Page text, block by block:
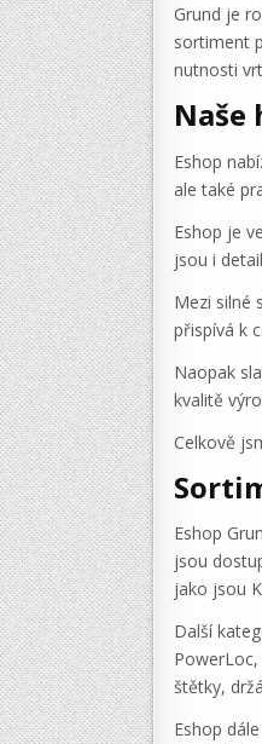
Grund je
sortiment
nutnosti
Naše
Eshop
ale také
Eshop je
jsou i
Mezi silné
přispívá k
Naopak
kvalitě
Celkově
Eshop
jsou
jako jsou
Další
štětky,
Eshop